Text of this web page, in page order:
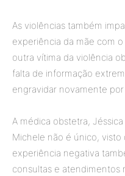
As violências também
experiência da mãe com
outra vítima da violência
falta de informação
engravidar novamente
A médica obstetra,
Michele não é único, visto
experiência negativa
consultas e atendimentos